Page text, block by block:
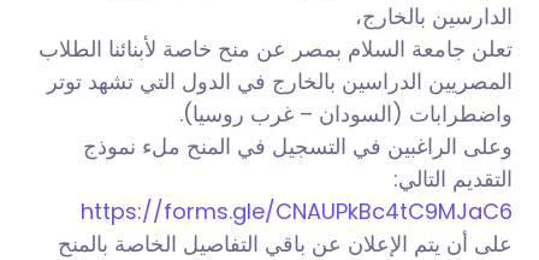
الدارسين بالخارج،
تعلن جامعة السلام بمصر عن منح خاصة لأبنائنا الطلاب
المصريين الدراسين بالخارج في الدول التي تشهد توتر
واضطرابات (السودان – غرب روسيا).
وعلى الراغبين في التسجيل في المنح ملء نموذج
التقديم التالي:
https://forms.gle/CNAUPkBc4tC9MJaC6
على أن يتم الإعلان عن باقي التفاصيل الخاصة بالمنح